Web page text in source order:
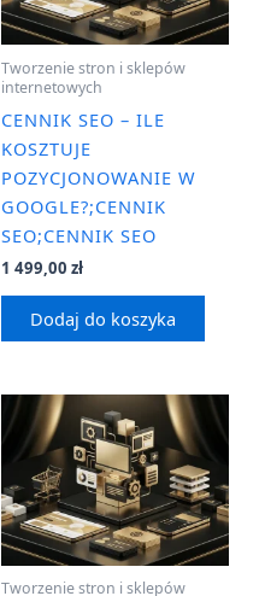
Tworzenie stron i sklepów
internetowych
CENNIK SEO – ILE
KOSZTUJE
POZYCJONOWANIE W
GOOGLE?;CENNIK
SEO;CENNIK SEO
1 499,00 zł
Dodaj do koszyka
Tworzenie stron i sklepów